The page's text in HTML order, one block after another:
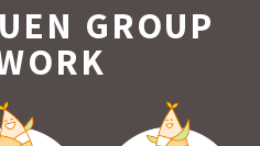
GROUP